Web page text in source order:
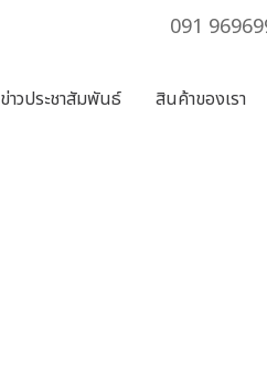
091
ข่าวประชาสัมพันธ์ สินค้าของเรา